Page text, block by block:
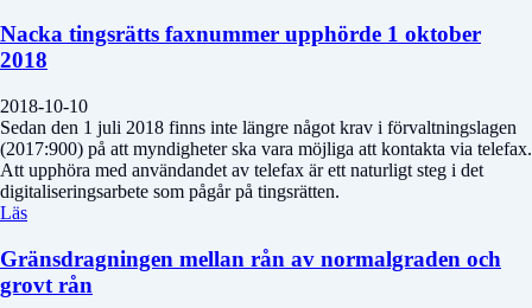
Nacka tingsrätts faxnummer upphörde 1 oktober
2018
2018-10-10
Sedan den 1 juli 2018 finns inte längre något krav i förvaltningslagen
(2017:900) på att myndigheter ska vara möjliga att kontakta via telefax.
Att upphöra med användandet av telefax är ett naturligt steg i det
digitaliseringsarbete som pågår på tingsrätten.
Läs
Gränsdragningen mellan rån av normalgraden och
grovt rån